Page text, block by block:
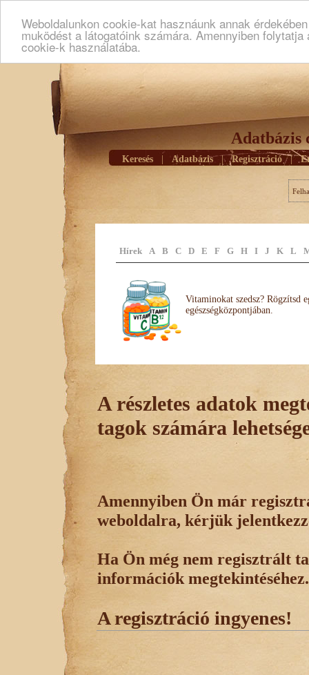
Weboldalunkon cookie-kat hasznáunk annak
muködést a látogatóink számára. Amennyiben
cookie-k használatába.
Adatbázis
Keresés Adatbázis | Regisztráció |
Hírek A B C D E F G H I J K L
Vitaminokat szedsz? Rögzítsd
egészségközpontjában.
A részletes adatok
tagok számára
Amennyiben Ön már
weboldalra, kérjük
Ha Ön még nem regisztrált
információk megtekintéséhez.
A regisztráció ingyenes!